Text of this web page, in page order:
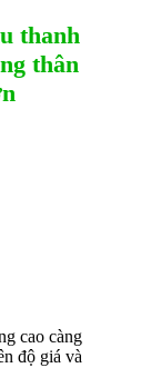
thanh
thân
cao càng
độ giá và